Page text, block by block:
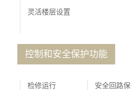
灵活楼层设置
控制和安全保护功能
检修运行
安全回路保